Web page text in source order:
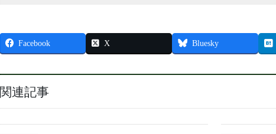
Facebook X Bluesky
関連記事